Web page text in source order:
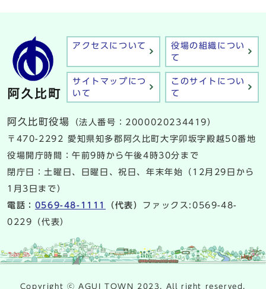
アクセスについて
役場の組織につい
て
サイトマップにつ
いて
このサイトについ
て
阿久比町役場
（法人番号：2000020234419）
〒470-2292 愛知県知多郡阿久比町大字卯坂字殿越50番地
役場開庁時間：午前9時から午後4時30分まで
閉庁日：土曜日、日曜日、祝日、年末年始（12月29日から
1月3日まで）
電話： 0569-48-1111 （代表） ファックス:0569-48-
0229（代表）
Copyright ⓒ AGUI TOWN 2023. All right reserved.